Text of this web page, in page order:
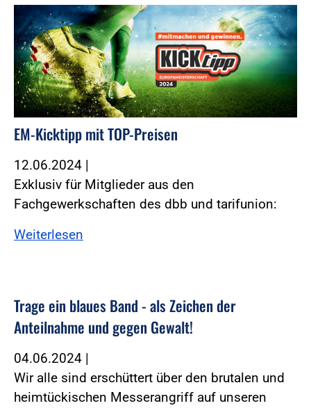
EM-Kicktipp mit TOP-Preisen
12.06.2024 |
Exklusiv für Mitglieder aus den
Fachgewerkschaften des dbb und tarifunion:
Weiterlesen
Trage ein blaues Band - als Zeichen der
Anteilnahme und gegen Gewalt!
04.06.2024 |
Wir alle sind erschüttert über den brutalen und
heimtückischen Messerangriff auf unseren